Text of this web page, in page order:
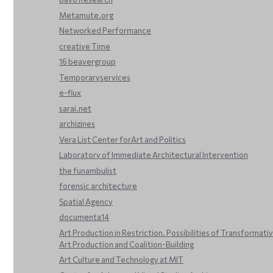
Metamute.org
Networked Performance
creative Time
16 beavergroup
Temporaryservices
e-flux
sarai.net
archizines
Vera List Center forArt and Politics
Laboratory of Immediate Architectural Intervention
the funambulist
forensic architecture
Spatial Agency
documenta14
Art Production in Restriction. Possibilities of
Art Production and Coalition-Building
Art Culture and Technology at MIT